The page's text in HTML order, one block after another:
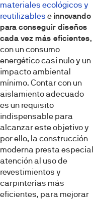
materiales ecológicos y
reutilizables e innovando
para conseguir diseños
cada vez más eficientes,
con un consumo
energético casi nulo y un
impacto ambiental
mínimo. Contar con un
aislamiento adecuado
es un requisito
indispensable para
alcanzar este objetivo y
por ello, la construcción
moderna presta especial
atención al uso de
revestimientos y
carpinterías más
eficientes, para mejorar